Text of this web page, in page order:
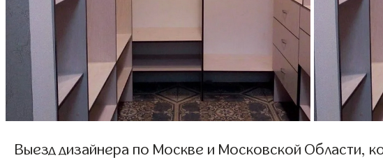
Выезд дизайнера по Москве и Московской Области,